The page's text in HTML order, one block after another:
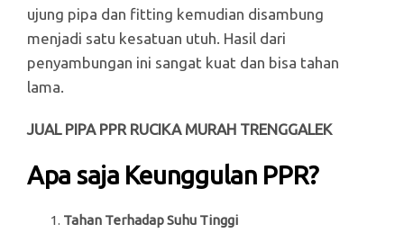
ujung pipa dan fitting kemudian disambung
menjadi satu kesatuan utuh. Hasil dari
penyambungan ini sangat kuat dan bisa tahan
lama.
JUAL PIPA PPR RUCIKA MURAH TRENGGALEK
Apa saja Keunggulan PPR?
Tahan Terhadap Suhu Tinggi